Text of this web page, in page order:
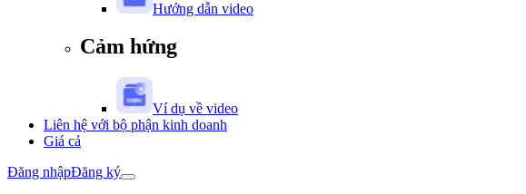
Hướng dẫn video
Cảm hứng
Ví dụ về video
Liên hệ với bộ phận kinh doanh
Giá cả
Đăng nhậpĐăng ký